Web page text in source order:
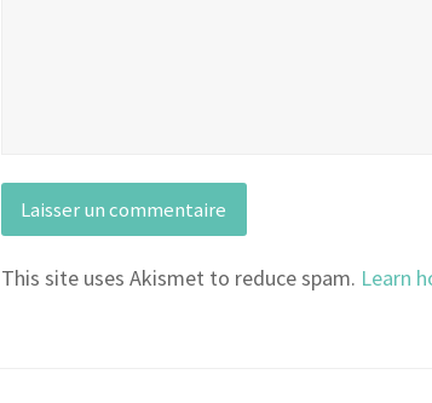
This site uses Akismet to reduce spam. Learn